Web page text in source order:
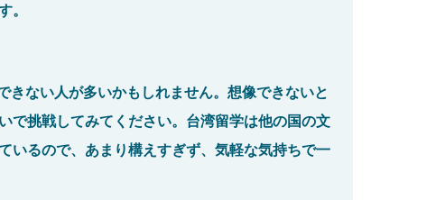
。
ない人が多いかもしれません。想像できないと
で挑戦してみてください。台湾留学は他の国の文
いるので、あまり構えすぎず、気軽な気持ちで一